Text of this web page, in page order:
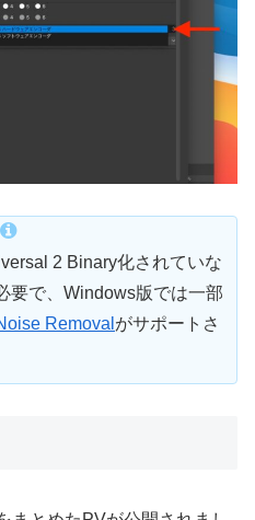
2 Binary化されていな
要で、Windows版では一部
Removal がサポートさ